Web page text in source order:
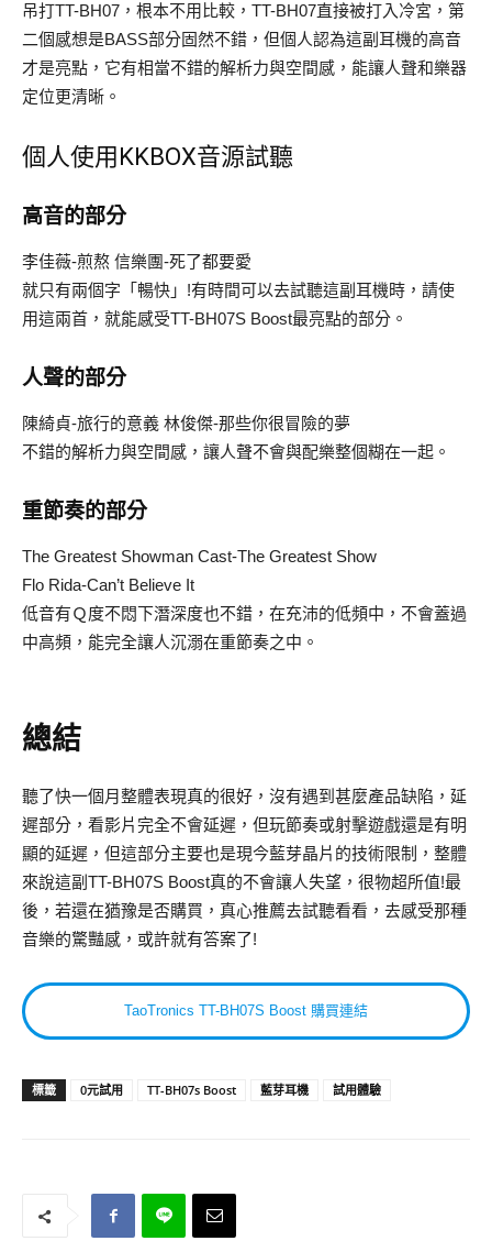
吊打TT-BH07，根本不用比較，TT-BH07直接被打入冷宮，第
二個感想是BASS部分固然不錯，但個人認為這副耳機的高音
才是亮點，它有相當不錯的解析力與空間感，能讓人聲和樂器
定位更清晰。
個人使用KKBOX音源試聽
高音的部分
李佳薇-煎熬 信樂團-死了都要愛
就只有兩個字「暢快」!有時間可以去試聽這副耳機時，請使
用這兩首，就能感受TT-BH07S Boost最亮點的部分。
人聲的部分
陳綺貞-旅行的意義 林俊傑-那些你很冒險的夢
不錯的解析力與空間感，讓人聲不會與配樂整個糊在一起。
重節奏的部分
The Greatest Showman Cast-The Greatest Show
Flo Rida-Can’t Believe It
低音有Ｑ度不悶下潛深度也不錯，在充沛的低頻中，不會蓋過
中高頻，能完全讓人沉溺在重節奏之中。
總結
聽了快一個月整體表現真的很好，沒有遇到甚麼產品缺陷，延
遲部分，看影片完全不會延遲，但玩節奏或射擊遊戲還是有明
顯的延遲，但這部分主要也是現今藍芽晶片的技術限制，整體
來說這副TT-BH07S Boost真的不會讓人失望，很物超所值!最
後，若還在猶豫是否購買，真心推薦去試聽看看，去感受那種
音樂的驚豔感，或許就有答案了!
TaoTronics TT-BH07S Boost 購買連結
標籤 0元試用 TT-BH07s Boost 藍芽耳機 試用體驗